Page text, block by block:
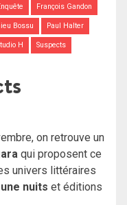
François Gandon
Bossu Paul Halter
H Suspects
on retrouve un
qui proposent ce
univers littéraires
nuits et éditions